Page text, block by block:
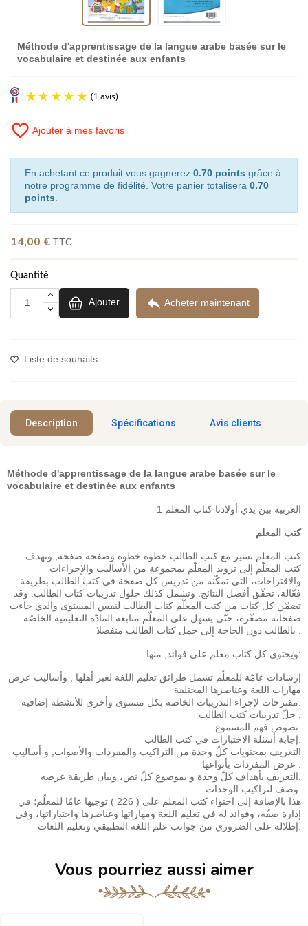
Méthode d'apprentissage de la langue arabe basée sur le
vocabulaire et destinée aux enfants
favorite_border Ajouter à mes favoris
En achetant ce produit vous gagnerez 0.70 points grâce à
notre programme de fidélité. Votre panier totalisera 0.70
points
14,00 € TTC
Quantité
Ajouter  Acheter maintenant
Liste de souhaits
Description Spécifications Avis clients
Méthode d'apprentissage de la langue arabe basée sur le
vocabulaire et destinée aux enfants
العربية بين يدي أولادنا كتاب المعلم 1
كتب المعلم
كتب المعلم تسير مع كتب الطالب خطوة خطوة وصفحة صفحة, وتهدف
كتب المعلّم إلى تزويد المعلّم بمجموعة من الأساليب والإجراءات
والاقتراحات، التي تمكّنه من تدريس كل صفحة في كتب الطالب بطريقة
فعّالة، تحقّق أفضل النتائج. وتشمل كذلك حلول تدريبات كتاب الطالب. وقد
تضمّن كل كتاب من كتب المعلّم كتاب الطالب لنفس المستوى والذي جاءت
صفحاته مصغّرة، حتّى يسهل على المعلّم متابعة المادّة التعليمية الخاصّة
ويحتوي كل كتاب معلم على فوائد, منها:
إرشادات عامّة للمعلّم تشمل طرائق تعليم اللغة لغير أهلها , وأساليب عرض
مهارات اللغة وعناصرها المختلفة
التعريف بمحتويات كلّ وحدة من التراكيب والمفردات والأصوات, و أساليب
هذا بالإضافة إلى احتواء كتب المعلم على ( 226 ) توجيها عامّا للمعلّم؛ في
إدارة صفّه، وفوائد له في تعليم اللغة ومهاراتها وعناصرها واختباراتها، وفي
Vous pourriez aussi aimer